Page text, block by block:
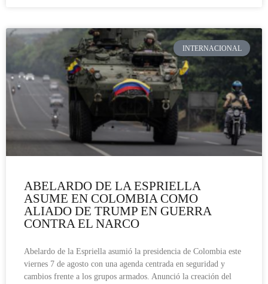
INTERNACIONAL
ABELARDO DE LA ESPRIELLA
ASUME EN COLOMBIA COMO
ALIADO DE TRUMP EN GUERRA
CONTRA EL NARCO
Abelardo de la Espriella asumió la presidencia de Colombia este
viernes 7 de agosto con una agenda centrada en seguridad y
cambios frente a los grupos armados. Anunció la creación del